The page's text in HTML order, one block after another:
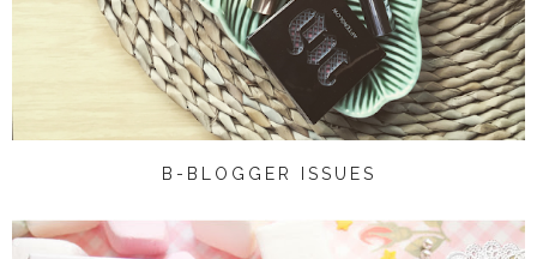
B-BLOGGER ISSUES